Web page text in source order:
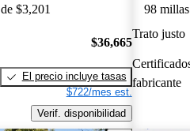
$3,201
$36,665
El precio incluye tasas
$722/mes est.
Verif. disponibilidad
98 millas
Trato justo
fabricante